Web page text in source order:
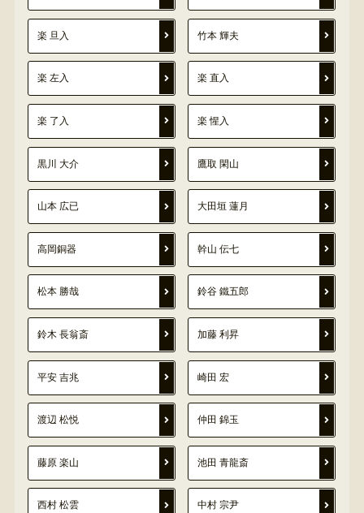
楽 旦入 竹本 輝夫
楽 左入 楽 直入
楽 了入 楽 惺入
黒川 大介 鷹取 閑山
山本 広已 大田垣 蓮月
高岡銅器 幹山 伝七
松本 勝哉 鈴谷 鐵五郎
鈴木 長翁斎 加藤 利昇
平安 吉兆 崎田 宏
渡辺 松悦 仲田 錦玉
藤原 楽山 池田 青龍斎
西村 松雲 中村 宗尹